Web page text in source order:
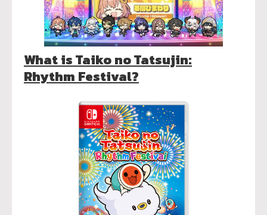
What is Taiko no Tatsujin:
Rhythm Festival?